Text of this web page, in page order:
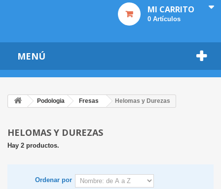
MI CARRITO
0 Artículos
MENÚ
Podologia Fresas Helomas y Durezas
HELOMAS Y DUREZAS
Hay 2 productos.
Ordenar por